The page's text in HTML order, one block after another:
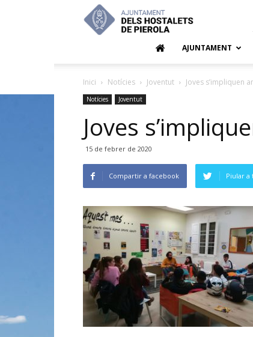
de
AJUNTAMENT
Inici Notícies Joventut Joves s’impliquen
Notícies Joventut
Joves
15 de febrer de 2020
Compartir a facebook Piular